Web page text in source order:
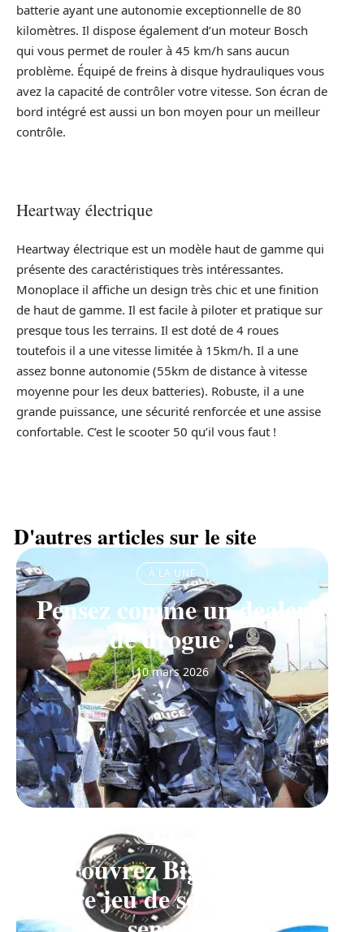
batterie ayant une autonomie exceptionnelle de 80
kilomètres. Il dispose également d’un moteur Bosch
qui vous permet de rouler à 45 km/h sans aucun
problème. Équipé de freins à disque hydrauliques vous
avez la capacité de contrôler votre vitesse. Son écran de
bord intégré est aussi un bon moyen pour un meilleur
contrôle.
Heartway électrique
Heartway électrique est un modèle haut de gamme qui
présente des caractéristiques très intéressantes.
Monoplace il affiche un design très chic et une finition
de haut de gamme. Il est facile à piloter et pratique sur
presque tous les terrains. Il est doté de 4 roues
toutefois il a une vitesse limitée à 15km/h. Il a une
assez bonne autonomie (55km de distance à vitesse
moyenne pour les deux batteries). Robuste, il a une
grande puissance, une sécurité renforcée et une assise
confortable. C’est le scooter 50 qu’il vous faut !
D'autres articles sur le site
À LA UNE
Pensez comme un dealer
de drogue !
10 mars 2026
Découvrez Big Monster,
notre jeu de société de la